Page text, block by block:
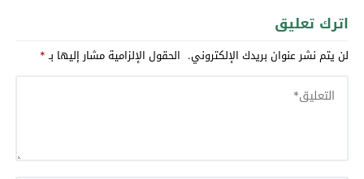
اترك تعليق
لن يتم نشر عنوان بريدك الإلكتروني. الحقول الإلزامية مشار إليها بـ*